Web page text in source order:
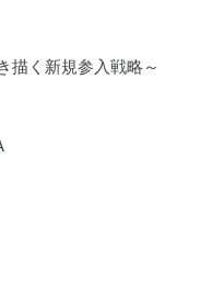
描く新規参入戦略～